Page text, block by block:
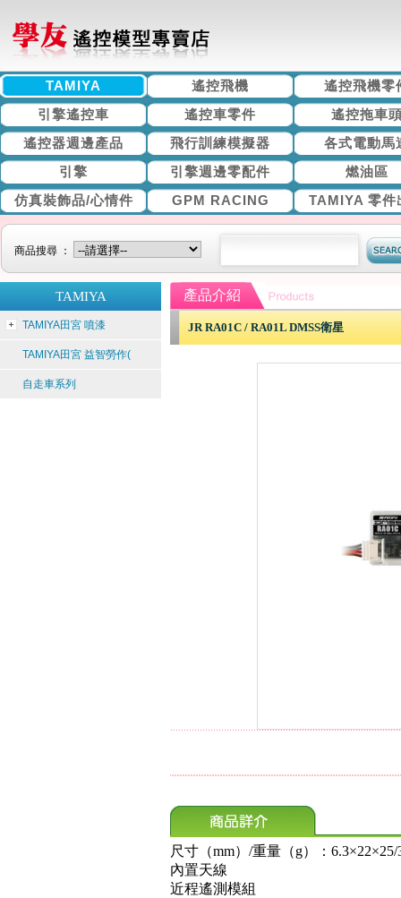
TAMIYA 遙控飛機
遙控飛機零
引擎遙控車
遙控車零件
遙控拖車
遙控器週邊產品
飛行訓練模擬器
各式電動馬
引擎
引擎週邊零配件
燃油區
仿真裝飾品/心情件
GPM RACING TAMIYA 零件
商品搜尋 ：
TAMIYA
TAMIYA田宮 噴漆
TAMIYA田宮 益智勞作(
自走車系列
產品介紹
JR RA01C / RA01L DMSS衛星
尺寸（mm）/重量（g）：6.3×22×25/
內置天線
近程遙測模組